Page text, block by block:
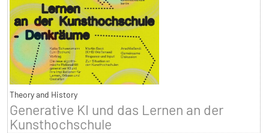
Theory and History
Generative KI und das Lernen an der
Kunsthochschule